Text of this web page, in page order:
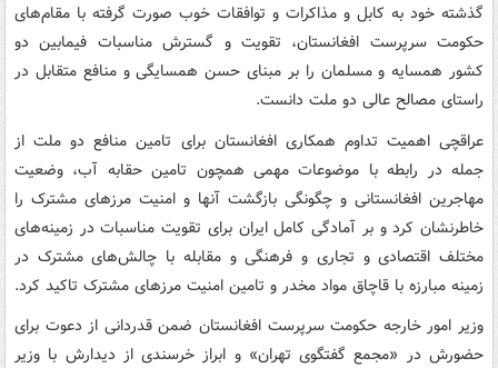
گذشته خود به کابل و مذاکرات و توافقات خوب صورت گرفته با مقام‌های
حکومت سرپرست افغانستان، تقویت و گسترش مناسبات فیمابین دو
کشور همسایه و مسلمان را بر مبنای حسن همسایگی و منافع متقابل در
راستای مصالح عالی دو ملت دانست.
عراقچی اهمیت تداوم همکاری افغانستان برای تامین منافع دو ملت از
جمله در رابطه با موضوعات مهمی همچون تامین حقابه آب، وضعیت
مهاجرین افغانستانی و چگونگی بازگشت آنها و امنیت مرزهای مشترک را
خاطرنشان کرد و بر آمادگی کامل ایران برای تقویت مناسبات در زمینه‌های
مختلف اقتصادی و تجاری و فرهنگی و مقابله با چالش‌های مشترک در
زمینه مبارزه با قاچاق مواد مخدر و تامین امنیت مرزهای مشترک تاکید کرد.
وزیر امور خارجه حکومت سرپرست افغانستان ضمن قدردانی از دعوت برای
حضورش در «مجمع گفتگوی تهران» و ابراز خرسندی از دیدارش با وزیر